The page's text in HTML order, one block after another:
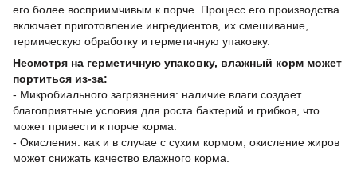
его более восприимчивым к порче. Процесс его производства
включает приготовление ингредиентов, их смешивание,
термическую обработку и герметичную упаковку.
Несмотря на герметичную упаковку, влажный корм может
портиться из-за:
- Микробиального загрязнения: наличие влаги создает
благоприятные условия для роста бактерий и грибков, что
может привести к порче корма.
- Окисления: как и в случае с сухим кормом, окисление жиров
может снижать качество влажного корма.